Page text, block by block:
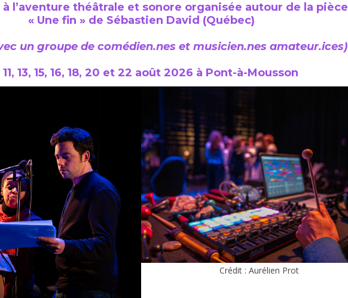
l’aventure théâtrale et sonore organisée autour de la pièce
« Une fin » de Sébastien David (Québec)
un groupe de comédien.nes et musicien.nes amateur.ices)
11, 13, 15, 16, 18, 20 et 22 août 2026 à Pont-à-Mousson
Crédit : Aurélien Prot